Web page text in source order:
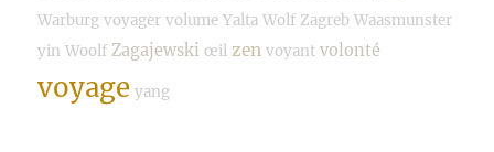
Warburg voyager volume Yalta Wolf Zagreb Waasmunster
yin Woolf Zagajewski œil zen voyant volonté
voyage yang